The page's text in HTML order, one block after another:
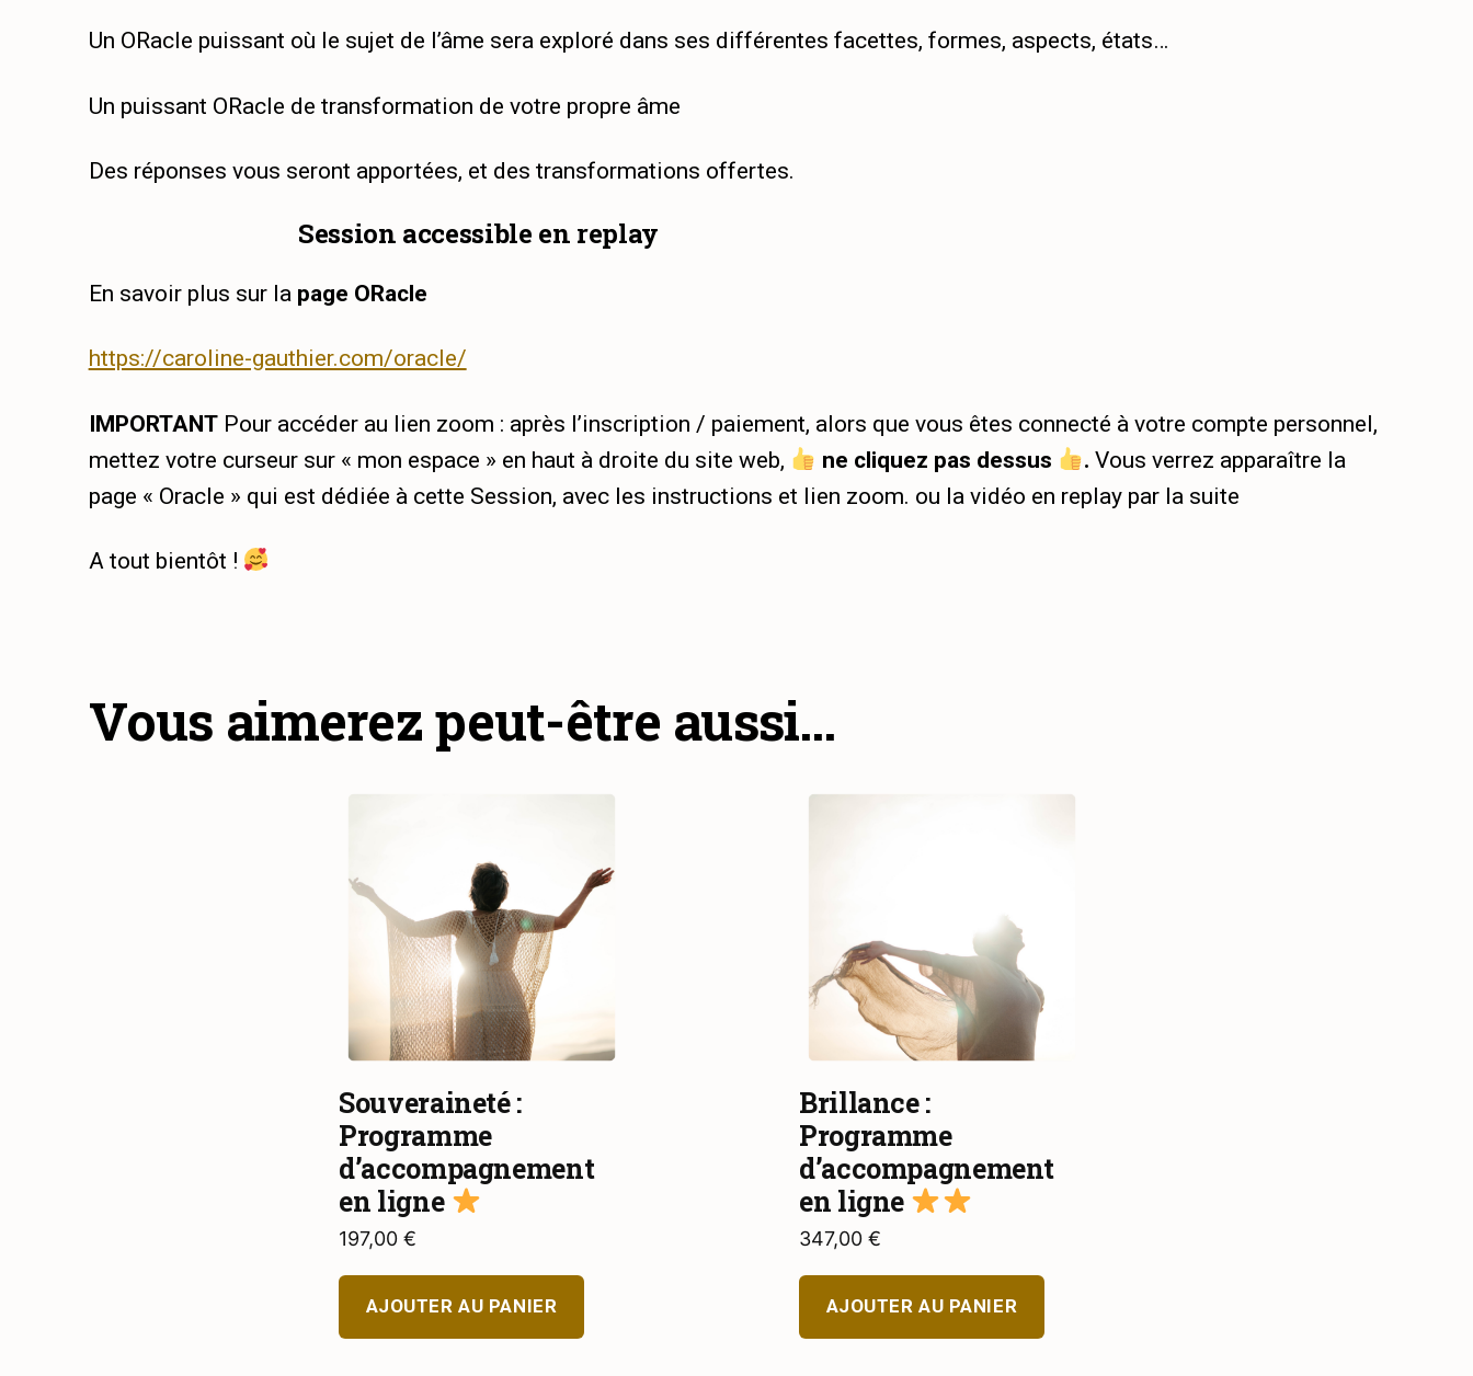
Un ORacle puissant où le sujet de l’âme sera exploré dans ses différentes facettes, formes, aspects, états…
Un puissant ORacle de transformation de votre propre âme
Des réponses vous seront apportées, et des transformations offertes.
Session accessible en replay
En savoir plus sur lapage ORacle
https://caroline-gauthier.com/oracle/
IMPORTANTPour accéder au lien zoom : après l’inscription / paiement, alors que vous êtes connecté à votre compte personnel,
mettez votre curseur sur « mon espace » en haut à droite du site web,
ne cliquez pas dessus . Vous verrez apparaître la
page « Oracle » qui est dédiée à cette Session, avec les instructions et lien zoom. ou la vidéo en replay par la suite
A tout bientôt !
Vous aimerez peut-être aussi…
Souveraineté :
Programme
d’accompagnement
en ligne
197,00€
AJOUTER AU PANIER
Brillance :
Programme
d’accompagnement
en ligne
347,00€
AJOUTER AU PANIER